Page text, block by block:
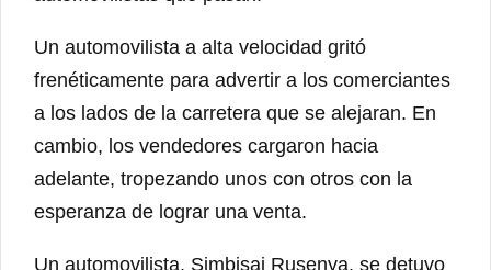
Un automovilista a alta velocidad gritó
frenéticamente para advertir a los comerciantes
a los lados de la carretera que se alejaran. En
cambio, los vendedores cargaron hacia
adelante, tropezando unos con otros con la
esperanza de lograr una venta.
Un automovilista, Simbisai Rusenya, se detuvo